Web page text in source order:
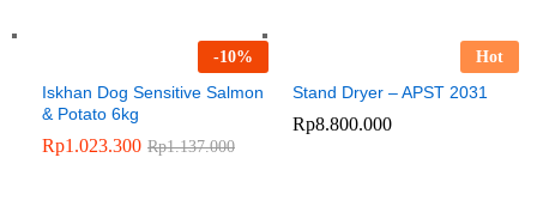
-10%
Iskhan Dog Sensitive Salmon
& Potato 6kg
Rp1.023.300 Rp1.137.000
Hot
Stand Dryer – APST 2031
Rp8.800.000